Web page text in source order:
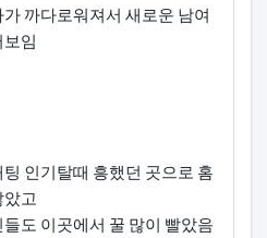
까다로워져서 새로운 남여
임
인기탈때 흥했던 곳으로 홈
았고
도 이곳에서 꿀 많이 빨았음